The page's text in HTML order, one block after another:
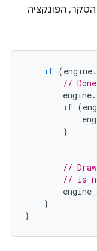
הפונקציה
if (engine.
//
engine.
if (
}
//
// is
}
}